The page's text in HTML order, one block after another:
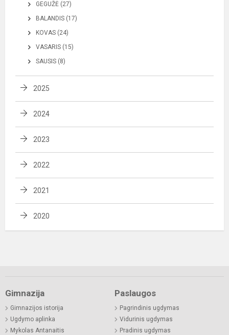
GEGUŽĖ (27)
BALANDIS (17)
KOVAS (24)
VASARIS (15)
SAUSIS (8)
2025
2024
2023
2022
2021
2020
Gimnazija
Gimnazijos istorija
Ugdymo aplinka
Mykolas Antanaitis
Paslaugos
Pagrindinis ugdymas
Vidurinis ugdymas
Pradinis ugdymas